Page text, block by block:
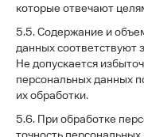
которые отвечают
5.5. Содержание и
данных соответствуют
Не допускается
персональных данных
их обработки.
5.6. При обработке